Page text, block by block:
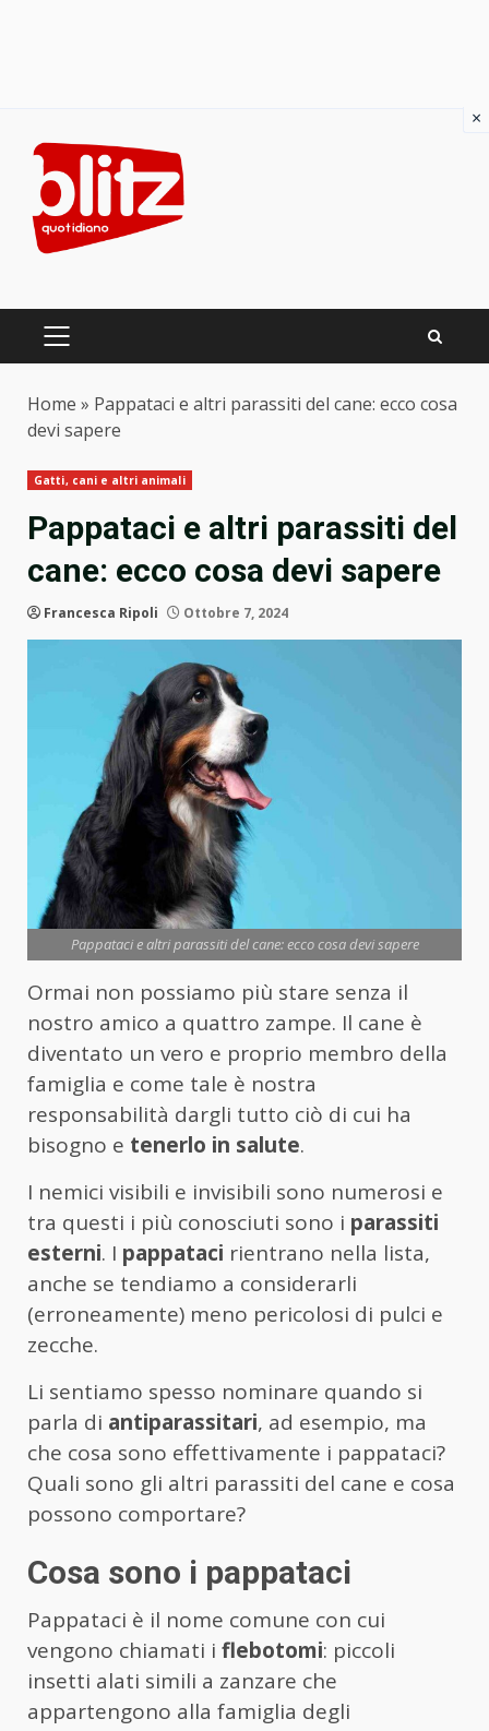
content
PRIMARY
Home » Pappataci e altri parassiti del cane: ecco cosa
devi sapere
Gatti, cani e altri animali
Pappataci e altri parassiti del
cane: ecco cosa devi sapere
Francesca Ripoli Ottobre 7, 2024
Pappataci e altri parassiti del cane: ecco cosa devi sapere
Ormai non possiamo più stare senza il
nostro amico a quattro zampe. Il cane è
diventato un vero e proprio membro della
famiglia e come tale è nostra
responsabilità dargli tutto ciò di cui ha
bisogno e tenerlo in salute.
I nemici visibili e invisibili sono numerosi e
tra questi i più conosciuti sono i parassiti
esterni. I pappataci rientrano nella lista,
anche se tendiamo a considerarli
(erroneamente) meno pericolosi di pulci e
zecche.
Li sentiamo spesso nominare quando si
parla di antiparassitari, ad esempio, ma
che cosa sono effettivamente i pappataci?
Quali sono gli altri parassiti del cane e cosa
possono comportare?
Cosa sono i pappataci
Pappataci è il nome comune con cui
vengono chiamati i flebotomi: piccoli
insetti alati simili a zanzare che
appartengono alla famiglia degli
×